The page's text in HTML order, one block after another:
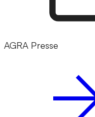
AGRA Presse